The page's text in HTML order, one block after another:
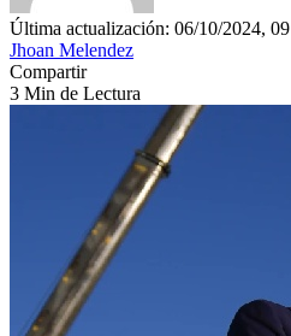
Última actualización: 06/10/2024, 09
Jhoan Melendez
Compartir
3 Min de Lectura